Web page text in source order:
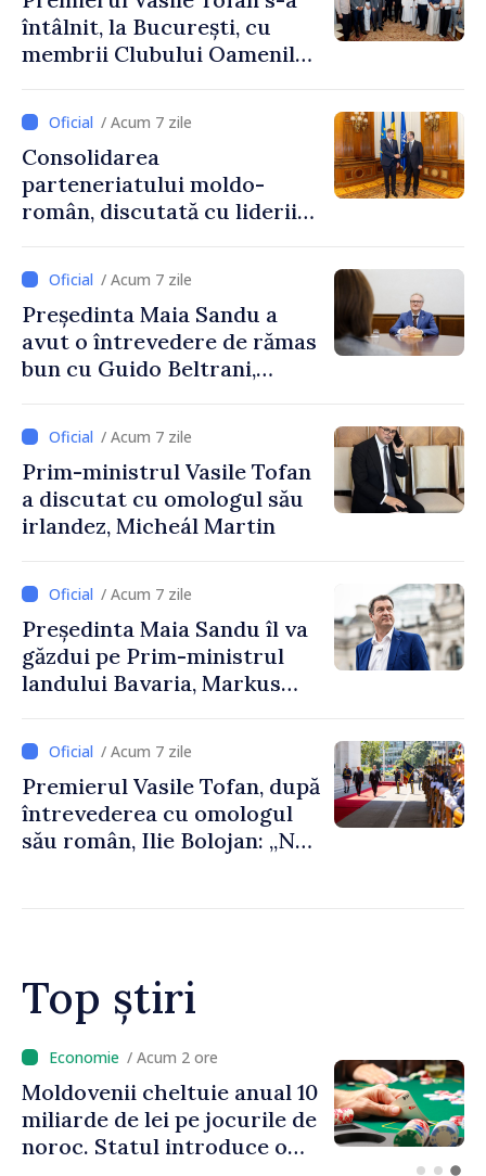
întâlnit, la București, cu
membrii Clubului Oamenilor
/ Acum 7 zile
Consolidarea
parteneriatului moldo-
român, discutată cu liderii
/ Acum 7 zile
Președinta Maia Sandu a
avut o întrevedere de rămas
bun cu Guido Beltrani,
Cooperare al Elveției în
Republica Moldova
/ Acum 7 zile
Prim-ministrul Vasile Tofan
a discutat cu omologul său
irlandez, Micheál Martin
/ Acum 7 zile
Președinta Maia Sandu îl va
găzdui pe Prim-ministrul
landului Bavaria, Markus
/ Acum 7 zile
Premierul Vasile Tofan, după
întrevederea cu omologul
său român, Ilie Bolojan: „Ne
pentru oameni”
Top știri
/ Acum 57 minute
Energocom: Deficit de
energie electrică în orele de
vârf; consumatorii sunt